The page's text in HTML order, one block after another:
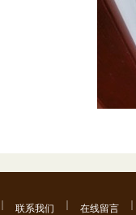
联系我们 在线留言